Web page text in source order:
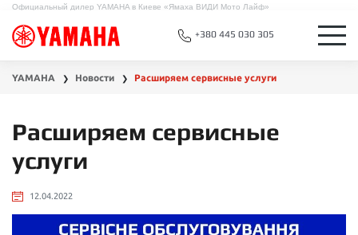
Официальный дилер YAMAHA в Киеве «Ямаха ВИДИ Мото Лайф»
+380 445 030 305
YAMAHA ❯ Новости ❯ Расширяем сервисные услуги
Расширяем сервисные
услуги
12.04.2022